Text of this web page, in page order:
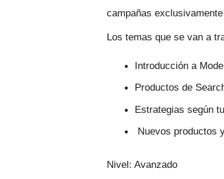
campañas
Los temas que se van a
Introducción a
Productos de
Estrategias según
Nuevos productos
Nivel: Avanzado